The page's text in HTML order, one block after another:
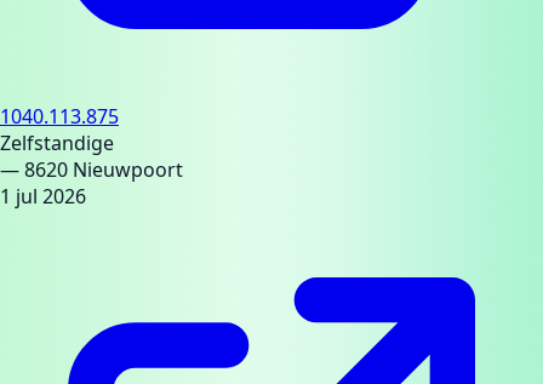
1040.113.875
Zelfstandige
— 8620 Nieuwpoort
1 jul 2026